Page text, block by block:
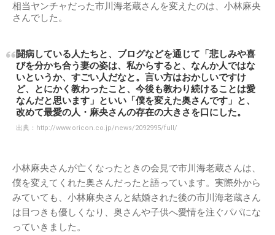
相当ヤンチャだった市川海老蔵さんを変えたのは、小林麻央
さんでした。
闘病している人たちと、ブログなどを通じて「悲しみや喜
びを分かち合う妻の姿は、私からすると、なんか人ではな
いというか、すごい人だなと。言い方はおかしいですけ
ど、とにかく教わったこと、今後も教わり続けることは愛
なんだと思います」といい「僕を変えた奥さんです」と、
改めて最愛の人・麻央さんの存在の大きさを口にした。
出典： http://www.oricon.co.jp/news/2092995/full/
小林麻央さんが亡くなったときの会見で市川海老蔵さんは、
僕を変えてくれた奥さんだったと語っています。実際外から
みていても、小林麻央さんと結婚された後の市川海老蔵さん
は目つきも優しくなり、奥さんや子供へ愛情を注ぐパパにな
っていきました。